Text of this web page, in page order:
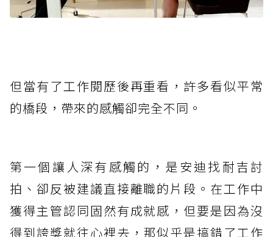
但當有了工作閱歷後再重看，許多看似平常
的橋段，帶來的感觸卻完全不同。
第一個讓人深有感觸的，是安迪找耐吉討
拍、卻反被建議直接離職的片段。在工作中
獲得主管認同固然有成就感，但要是因為沒
得到誇獎就往心裡去，那似乎是搞錯了工作